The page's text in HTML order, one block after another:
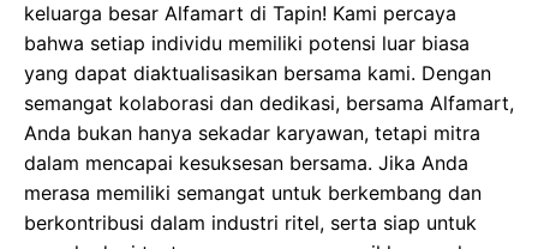
keluarga besar Alfamart di Tapin! Kami percaya
bahwa setiap individu memiliki potensi luar biasa
yang dapat diaktualisasikan bersama kami. Dengan
semangat kolaborasi dan dedikasi, bersama Alfamart,
Anda bukan hanya sekadar karyawan, tetapi mitra
dalam mencapai kesuksesan bersama. Jika Anda
merasa memiliki semangat untuk berkembang dan
berkontribusi dalam industri ritel, serta siap untuk